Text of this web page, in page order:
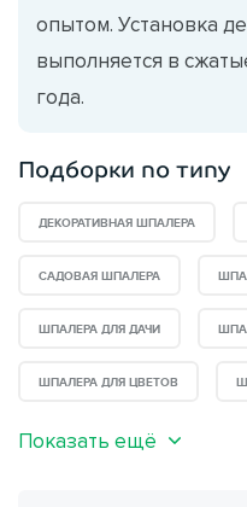
опытом. Установка
выполняется в
года.
Подборки по типу
ДЕКОРАТИВНАЯ ШПАЛЕРА
САДОВАЯ ШПАЛЕРА
ШПАЛЕРА ДЛЯ ДАЧИ
ШПАЛЕРА ДЛЯ ЦВЕТОВ
Показать ещё